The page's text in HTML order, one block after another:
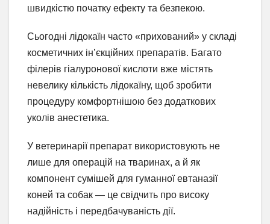
швидкістю початку ефекту та безпекою.
Сьогодні лідокаїн часто «прихований» у складі
косметичних ін’єкційних препаратів. Багато
філерів гіалуронової кислоти вже містять
невелику кількість лідокаїну, щоб зробити
процедуру комфортнішою без додаткових
уколів анестетика.
У ветеринарії препарат використовують не
лише для операцій на тваринах, а й як
компонент сумішей для гуманної евтаназії
коней та собак — це свідчить про високу
надійність і передбачуваність дії.